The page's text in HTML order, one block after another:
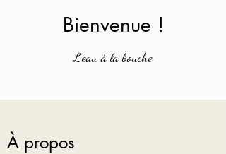
Bienvenue !
L'eau à la bouche
À propos